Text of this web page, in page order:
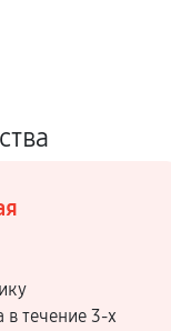
в течение 3-х